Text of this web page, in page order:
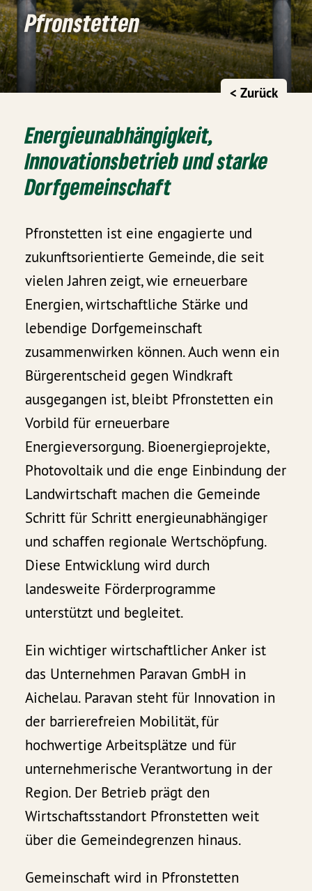
Pfronstetten
< Zurück
Energieunabhängigkeit,
Innovationsbetrieb und starke
Dorfgemeinschaft
Pfronstetten ist eine engagierte und
zukunftsorientierte Gemeinde, die seit
vielen Jahren zeigt, wie erneuerbare
Energien, wirtschaftliche Stärke und
lebendige Dorfgemeinschaft
zusammenwirken können. Auch wenn ein
Bürgerentscheid gegen Windkraft
ausgegangen ist, bleibt Pfronstetten ein
Vorbild für erneuerbare
Energieversorgung. Bioenergieprojekte,
Photovoltaik und die enge Einbindung der
Landwirtschaft machen die Gemeinde
Schritt für Schritt energieunabhängiger
und schaffen regionale Wertschöpfung.
Diese Entwicklung wird durch
landesweite Förderprogramme
unterstützt und begleitet.
Ein wichtiger wirtschaftlicher Anker ist
das Unternehmen Paravan GmbH in
Aichelau. Paravan steht für Innovation in
der barrierefreien Mobilität, für
hochwertige Arbeitsplätze und für
unternehmerische Verantwortung in der
Region. Der Betrieb prägt den
Wirtschaftsstandort Pfronstetten weit
über die Gemeindegrenzen hinaus.
Gemeinschaft wird in Pfronstetten